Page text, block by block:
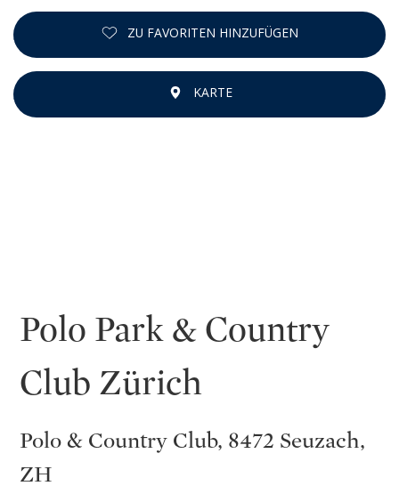
ZU FAVORITEN HINZUFÜGEN
KARTE
Polo Park & Country
Club Zürich
Polo & Country Club, 8472 Seuzach,
ZH